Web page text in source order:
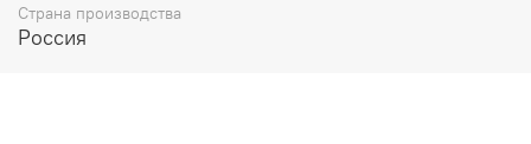
Страна производства
Россия